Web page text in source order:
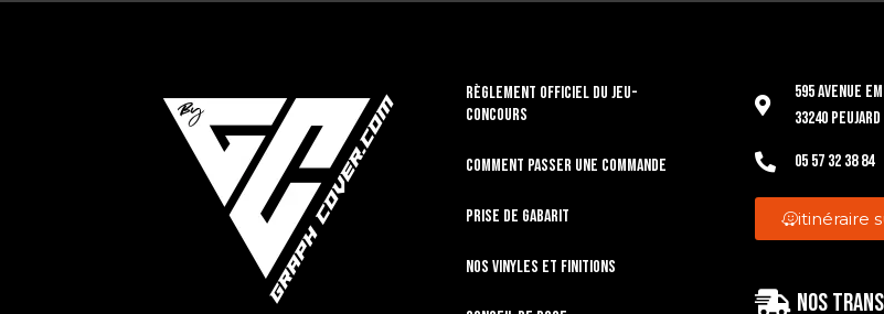
RÈGLEMENT OFFICIEL DU JEU-
CONCOURS
Comment passer une commande
Prise de gabarit
Nos vinyles et finitions
595 Avenue
33240 Peujard
05 57 32 38 84
itinéraire
Nos